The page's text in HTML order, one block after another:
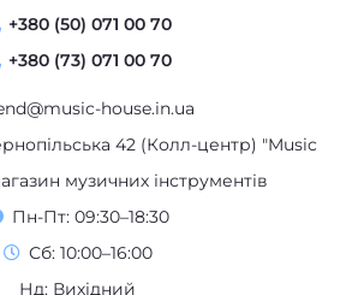
+380 (73) 071 00 70
house.in.ua
42 (Колл-центр) "Music
музичних інструментів
Пн-Пт: 09:30–18:30
Сб: 10:00–16:00
Нд: Вихідний